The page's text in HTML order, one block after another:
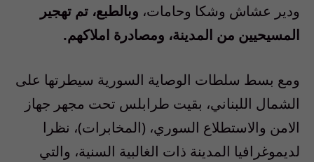
ودير عشاش وشكا وحامات، وبالطبع، تم تهجير
المسيحيين من المدينة، ومصادرة املاكهم.
ومع بسط سلطات الوصاية السورية سيطرتها على
الشمال اللبناني، بقيت طرابلس تحت مجهر جهاز
الامن والاستطلاع السوري، (المخابرات)، نظرا
لديموغرافيا المدينة ذات الغالبية السنية، والتي